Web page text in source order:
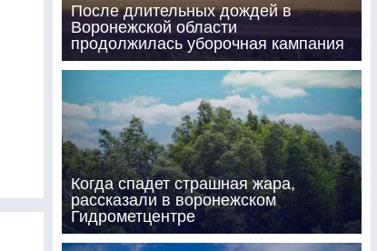
После длительных дождей в
Воронежской области
продолжилась уборочная кампания
Когда спадет страшная жара,
рассказали в воронежском
Гидрометцентре